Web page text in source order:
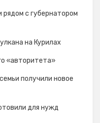
с губернатором
на Курилах
«авторитета»
получили новое
для нужд